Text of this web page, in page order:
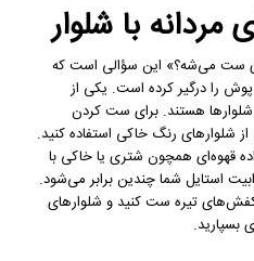
با شلوار
ست می‌شه؟» این سؤالی است که
را درگیر کرده است. یکی از
هستند. برای ست کردن
شلوارهای رنگ خاکی استفاده کنید.
قهوه‌ای همچون شتری یا خاکی با
استایل شما چندین برابر می‌شود.
کفش‌های تیره ست کنید و شلوارهای
بسپارید.